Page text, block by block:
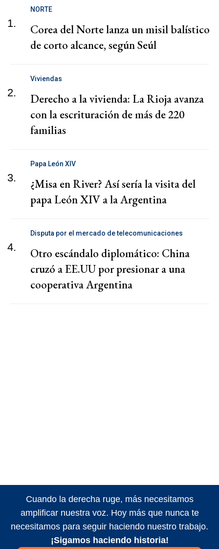
1.
NORTE
Corea del Norte lanza un misil balístico
de corto alcance, según Seúl
2.
Viviendas
Derecho a la vivienda: La Rioja avanza
con la escrituración de más de 220
familias
3.
Papa León XIV
¿Misa en River? Así sería la visita del
papa León XIV a la Argentina
4.
Disputa por el mercado de telecomunicaciones
Otro escándalo diplomático: China
cruzó a EE.UU por presionar a una
cooperativa Argentina
Cuando la derecha ruge, más necesitamos
amplificar nuestra voz. Hoy más que nunca te
necesitamos para seguir haciendo nuestro trabajo.
¡Sigamos haciendo historia!